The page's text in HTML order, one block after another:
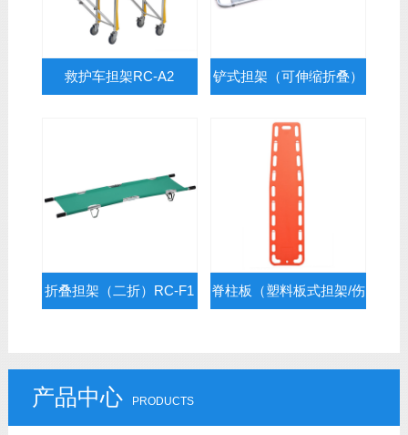
救护车担架RC-A2 铲式担架（可伸缩折叠）
折叠担架（二折）RC-F1 脊柱板（塑料板式担架/伤
产品中心 PRODUCTS